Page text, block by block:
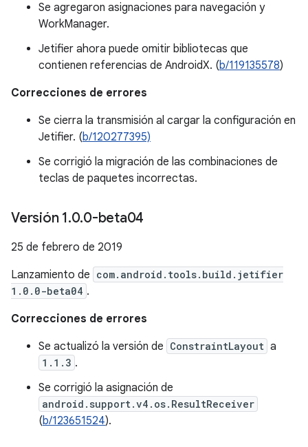
Se agregaron asignaciones para navegación y
WorkManager.
Jetifier ahora puede omitir bibliotecas que
contienen referencias de AndroidX. (b/119135578)
Correcciones de errores
Se cierra la transmisión al cargar la configuración en
Jetifier. (b/120277395)
Se corrigió la migración de las combinaciones de
teclas de paquetes incorrectas.
Versión 1.0.0-beta04
25 de febrero de 2019
Lanzamiento de com.android.tools.build.jetifier
1.0.0-beta04 .
Correcciones de errores
Se actualizó la versión de ConstraintLayout a
1.1.3 .
Se corrigió la asignación de
android.support.v4.os.ResultReceiver
(b/123651524).